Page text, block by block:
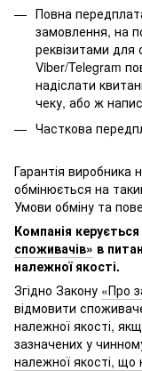
Повна
замовлення, на
реквізитами для
Viber/Telegram
надіслати
чеку, або ж
Часткова
Гарантія виробника
обмінюється на
Умови обміну та
Компанія
споживачів» в
належної якості.
Згідно Закону «Про
відмовити
належної якості,
зазначених у
належної якості, що